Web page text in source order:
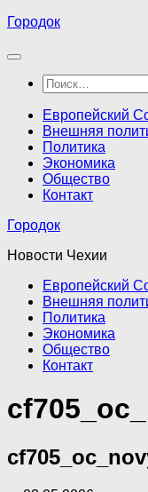
Перейти
содержимому
Городок
Найти:
Европейский
Внешняя
Политика
Экономика
Общество
Контакт
Городок
Новости Чехии
Европейский
Внешняя
Политика
Экономика
Общество
Контакт